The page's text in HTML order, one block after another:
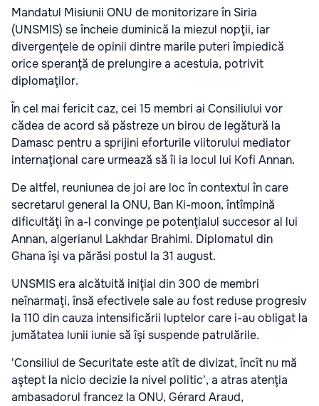
Mandatul Misiunii ONU de monitorizare în Siria
(UNSMIS) se încheie duminică la miezul nopţii, iar
divergenţele de opinii dintre marile puteri împiedică
orice speranţă de prelungire a acestuia, potrivit
diplomaţilor.
În cel mai fericit caz, cei 15 membri ai Consiliului vor
cădea de acord să păstreze un birou de legătură la
Damasc pentru a sprijini eforturile viitorului mediator
internaţional care urmează să îi ia locul lui Kofi Annan.
De altfel, reuniunea de joi are loc în contextul în care
secretarul general la ONU, Ban Ki-moon, întîmpină
dificultăţi în a-l convinge pe potenţialul succesor al lui
Annan, algerianul Lakhdar Brahimi. Diplomatul din
Ghana îşi va părăsi postul la 31 august.
UNSMIS era alcătuită iniţial din 300 de membri
neînarmaţi, însă efectivele sale au fost reduse progresiv
la 110 din cauza intensificării luptelor care i-au obligat la
jumătatea lunii iunie să îşi suspende patrulările.
'Consiliul de Securitate este atît de divizat, încît nu mă
aştept la nicio decizie la nivel politic', a atras atenţia
ambasadorul francez la ONU, Gérard Araud,